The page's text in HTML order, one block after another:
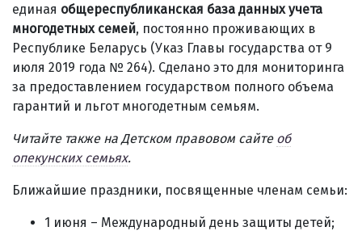
единая общереспубликанская база данных учета
многодетных семей, постоянно проживающих в
Республике Беларусь (Указ Главы государства от 9
июля 2019 года № 264). Сделано это для мониторинга
за предоставлением государством полного объема
гарантий и льгот многодетным семьям.
Читайте также на Детском правовом сайте об
опекунских семьях.
Ближайшие праздники, посвященные членам семьи:
1 июня – Международный день защиты детей;